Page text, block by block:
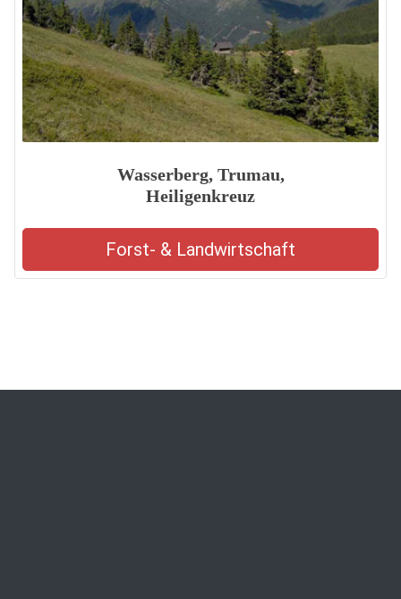
Wasserberg, Trumau,
Heiligenkreuz
Forst- & Landwirtschaft